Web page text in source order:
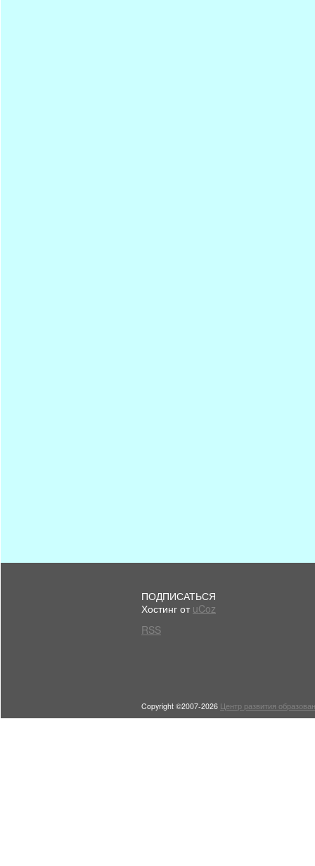
ПОДПИСАТЬСЯ
Хостинг от uCoz
RSS
Copyright ©2007-2026 Центр развития